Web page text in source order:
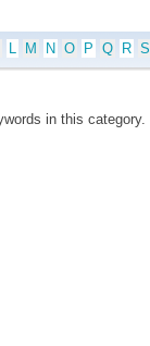
L M N O P Q R S
in this category.